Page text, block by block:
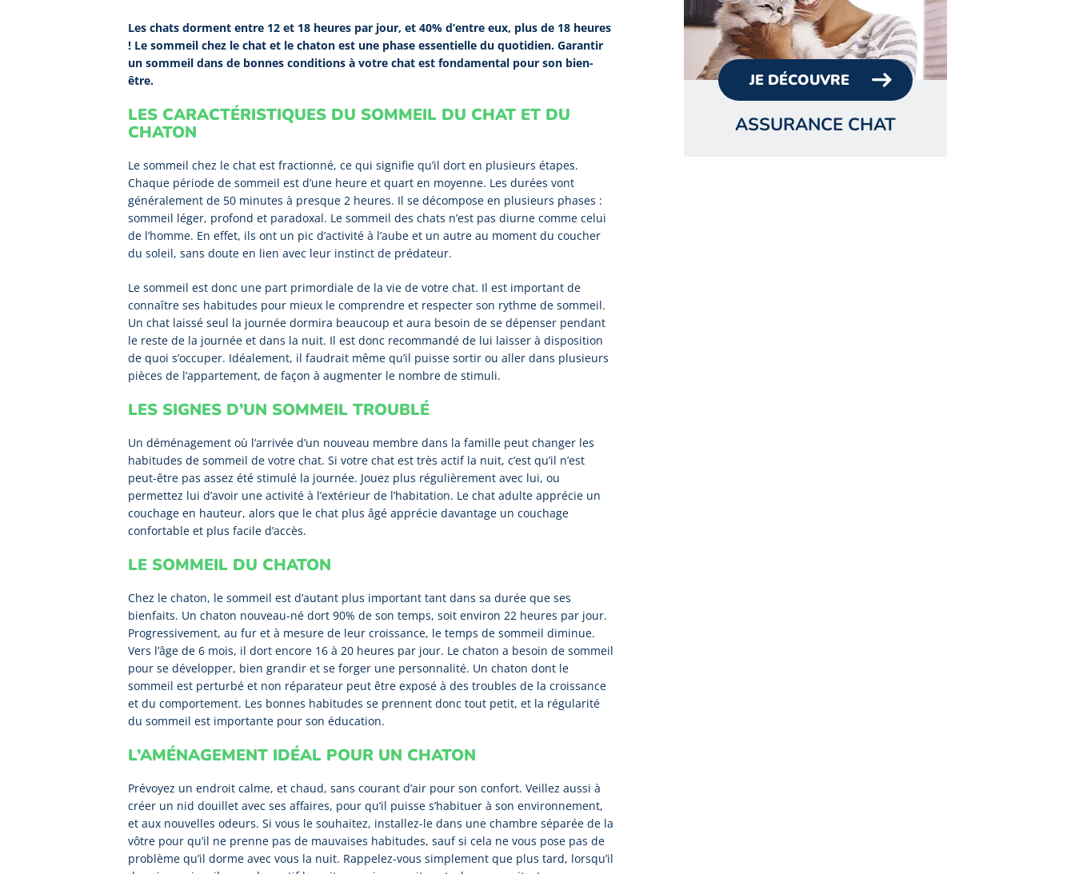
Les chats dorment entre 12 et 18 heures par jour, et 40% d’entre eux, plus de 18 heures
! Le sommeil chez le chat et le chaton est une phase essentielle du quotidien. Garantir
un sommeil dans de bonnes conditions à votre chat est fondamental pour son bien-
être.
LES CARACTÉRISTIQUES DU SOMMEIL DU CHAT ET DU
CHATON
Le sommeil chez le chat est fractionné, ce qui signifie qu’il dort en plusieurs étapes.
Chaque période de sommeil est d’une heure et quart en moyenne. Les durées vont
généralement de 50 minutes à presque 2 heures. Il se décompose en plusieurs phases :
sommeil léger, profond et paradoxal. Le sommeil des chats n’est pas diurne comme celui
de l’homme. En effet, ils ont un pic d’activité à l’aube et un autre au moment du coucher
du soleil, sans doute en lien avec leur instinct de prédateur.
Le sommeil est donc une part primordiale de la vie de votre chat. Il est important de
connaître ses habitudes pour mieux le comprendre et respecter son rythme de sommeil.
Un chat laissé seul la journée dormira beaucoup et aura besoin de se dépenser pendant
le reste de la journée et dans la nuit. Il est donc recommandé de lui laisser à disposition
de quoi s’occuper. Idéalement, il faudrait même qu’il puisse sortir ou aller dans plusieurs
pièces de l’appartement, de façon à augmenter le nombre de stimuli.
LES SIGNES D’UN SOMMEIL TROUBLÉ
Un déménagement où l’arrivée d’un nouveau membre dans la famille peut changer les
habitudes de sommeil de votre chat. Si votre chat est très actif la nuit, c’est qu’il n’est
peut-être pas assez été stimulé la journée. Jouez plus régulièrement avec lui, ou
permettez lui d’avoir une activité à l’extérieur de l’habitation. Le chat adulte apprécie un
couchage en hauteur, alors que le chat plus âgé apprécie davantage un couchage
confortable et plus facile d’accès.
LE SOMMEIL DU CHATON
Chez le chaton, le sommeil est d’autant plus important tant dans sa durée que ses
bienfaits. Un chaton nouveau-né dort 90% de son temps, soit environ 22 heures par jour.
Progressivement, au fur et à mesure de leur croissance, le temps de sommeil diminue.
Vers l’âge de 6 mois, il dort encore 16 à 20 heures par jour. Le chaton a besoin de sommeil
pour se développer, bien grandir et se forger une personnalité. Un chaton dont le
sommeil est perturbé et non réparateur peut être exposé à des troubles de la croissance
et du comportement. Les bonnes habitudes se prennent donc tout petit, et la régularité
du sommeil est importante pour son éducation.
L’AMÉNAGEMENT IDÉAL POUR UN CHATON
Prévoyez un endroit calme, et chaud, sans courant d’air pour son confort. Veillez aussi à
créer un nid douillet avec ses affaires, pour qu’il puisse s’habituer à son environnement,
et aux nouvelles odeurs. Si vous le souhaitez, installez-le dans une chambre séparée de la
vôtre pour qu’il ne prenne pas de mauvaises habitudes, sauf si cela ne vous pose pas de
problème qu’il dorme avec vous la nuit. Rappelez-vous simplement que plus tard, lorsqu’il
JE DÉCOUVRE
ASSURANCE CHAT